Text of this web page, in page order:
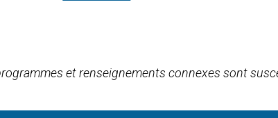
et renseignements connexes sont